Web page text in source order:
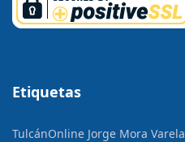
Etiquetas
TulcánOnline Jorge Mora Varela